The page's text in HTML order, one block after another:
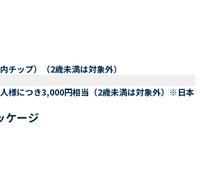
チップ）（2歳未満は対象外）
様につき3,000円相当（2歳未満は対象外）※日本
ケージ